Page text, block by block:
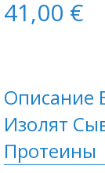
41,00 €
Описание
Изолят
Протеины